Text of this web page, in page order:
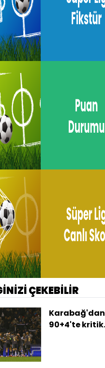
ÇEKEBİLİR
Karabağ'dan
90+4'te kritik